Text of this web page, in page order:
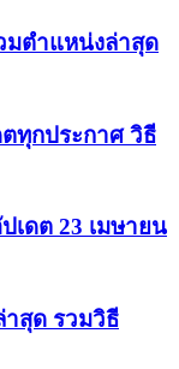
มตำแหน่งล่าสุด
ทุกประกาศ วิธี
เดต 23 เมษายน
าสุด รวมวิธี